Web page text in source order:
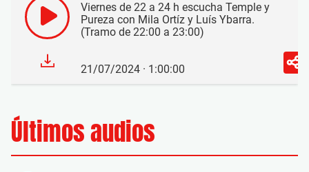
Viernes de 22 a 24 h escucha Temple y
Pureza con Mila Ortíz y Luís Ybarra.
(Tramo de 22:00 a 23:00)
21/07/2024 · 1:00:00
Últimos audios